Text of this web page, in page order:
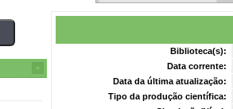
Biblioteca(s):
Data corrente:
Data da última atualização:
Tipo da produção científica: